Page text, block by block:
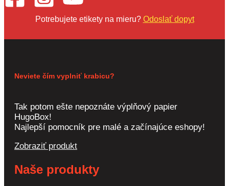
Potrebujete etikety na mieru? Odoslať dopyt
Neviete čím vyplniť krabicu?
Tak potom ešte nepoznáte výplňový papier
HugoBox!
Najlepší pomocník pre malé a začínajúce eshopy!
Zobraziť produkt
Naše produkty